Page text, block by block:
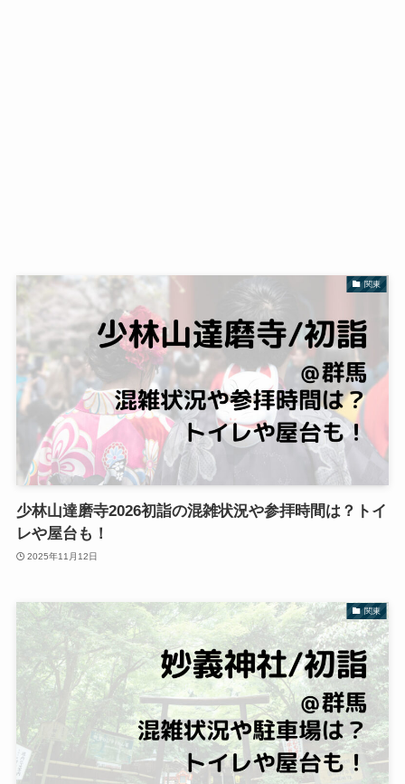
関東
少林山達磨寺2026初詣の混雑状況や参拝時間は？トイ
レや屋台も！
2025年11月12日
関東